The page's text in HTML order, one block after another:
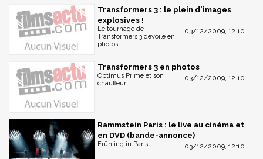
Transformers 3 : le plein d'images
explosives !
03/12/2009, 12:10
Le tournage de
Transformers 3 dévoilé en
photos.
Transformers 3 en photos
03/12/2009, 12:10
Optimus Prime et son
chauffeur…
Rammstein Paris : le live au cinéma et
en DVD (bande-annonce)
03/12/2009, 12:10
Frühling in Paris